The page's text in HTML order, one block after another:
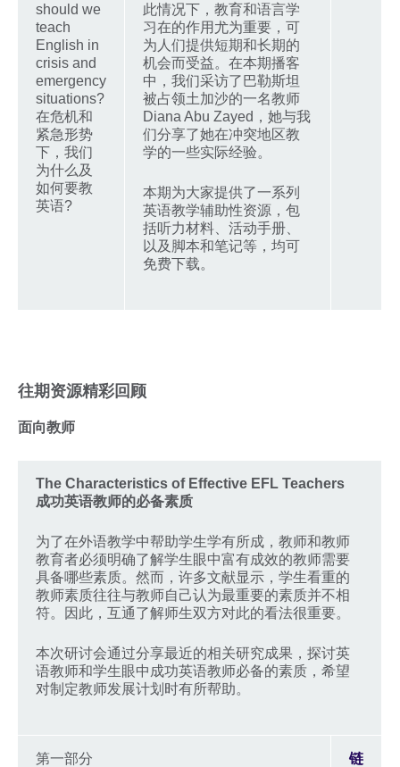
should we
teach
English in
crisis and
emergency
situations?
在危机和
紧急形势
下，我们
为什么及
如何要教
英语?
此情况下，教育和语言学
习在的作用尤为重要，可
为人们提供短期和长期的
机会而受益。在本期播客
中，我们采访了巴勒斯坦
被占领土加沙的一名教师
Diana Abu Zayed，她与我
们分享了她在冲突地区教
学的一些实际经验。
本期为大家提供了一系列
英语教学辅助性资源，包
括听力材料、活动手册、
以及脚本和笔记等，均可
免费下载。
往期资源精彩回顾
面向教师
The Characteristics of Effective EFL Teachers
成功英语教师的必备素质
为了在外语教学中帮助学生学有所成，教师和教师
教育者必须明确了解学生眼中富有成效的教师需要
具备哪些素质。然而，许多文献显示，学生看重的
教师素质往往与教师自己认为最重要的素质并不相
符。因此，互通了解师生双方对此的看法很重要。
本次研讨会通过分享最近的相关研究成果，探讨英
语教师和学生眼中成功英语教师必备的素质，希望
对制定教师发展计划时有所帮助。
第一部分
链